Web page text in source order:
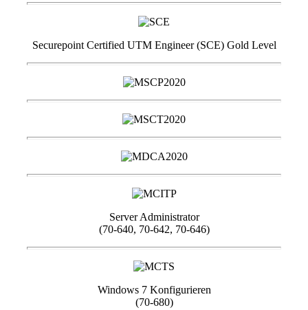
Securepoint Certified UTM Engineer (SCE) Gold Level
Server Administrator
(70-640, 70-642, 70-646)
Windows 7 Konfigurieren
(70-680)